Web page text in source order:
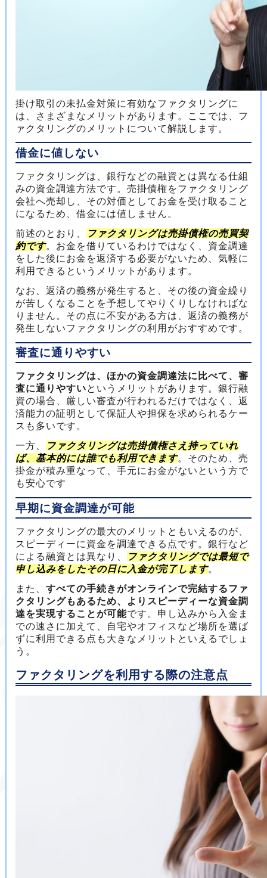
掛け取引の未払金対策に有効なファクタリングに
は、さまざまなメリットがあります。ここでは、フ
ァクタリングのメリットについて解説します。
借金に値しない
ファクタリングは、銀行などの融資とは異なる仕組
みの資金調達方法です。売掛債権をファクタリング
会社へ売却し、その対価としてお金を受け取ること
になるため、借金には値しません。
前述のとおり、
ファクタリングは売掛債権の売買契
約です。お金を借りているわけではなく、資金調達
をした後にお金を返済する必要がないため、気軽に
利用できるというメリットがあります。
なお、返済の義務が発生すると、その後の資金繰り
が苦しくなることを予想してやりくりしなければな
りません。その点に不安がある方は、返済の義務が
発生しないファクタリングの利用がおすすめです。
審査に通りやすい
ファクタリングは、ほかの資金調達法に比べて、審
査に通りやすいというメリットがあります。銀行融
資の場合、厳しい審査が行われるだけではなく、返
済能力の証明として保証人や担保を求められるケー
スも多いです。
一方、
ファクタリングは売掛債権さえ持っていれ
ば、基本的には誰でも利用できます。そのため、売
掛金が積み重なって、手元にお金がないという方で
も安心です
早期に資金調達が可能
ファクタリングの最大のメリットともいえるのが、
スピーディーに資金を調達できる点です。銀行など
による融資とは異なり、
ファクタリングでは最短で
申し込みをしたその日に入金が完了します。
また、 すべての手続きがオンラインで完結するファ
クタリングもあるため、よりスピーディーな資金調
達を実現することが可能です。申し込みから入金ま
での速さに加えて、自宅やオフィスなど場所を選ば
ずに利用できる点も大きなメリットといえるでしょ
う。
ファクタリングを利用する際の注意点